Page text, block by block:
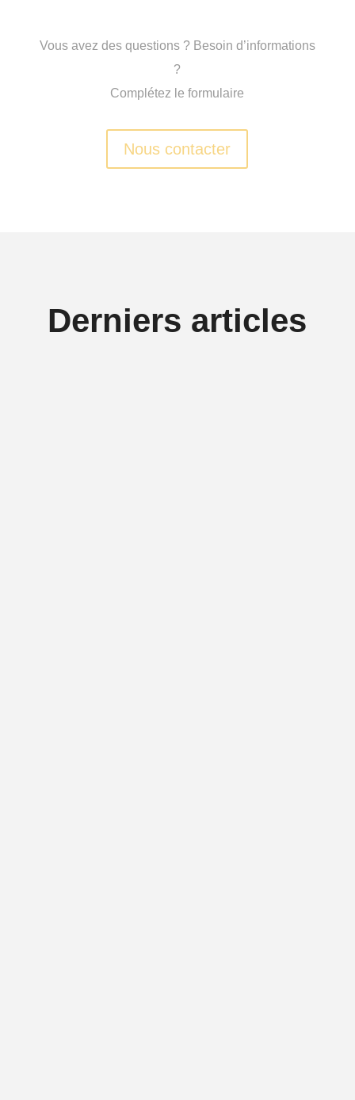
Vous avez des questions ? Besoin d’informations
?
Complétez le formulaire
Nous contacter
Derniers articles